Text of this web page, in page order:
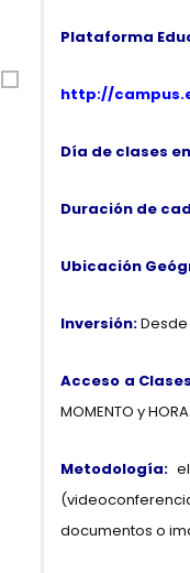
Plataforma
http://
Día de clases
Duración de
Ubicación
Inversión:Desde
Acceso a
MOMENTO y
Metodología:
documentos o